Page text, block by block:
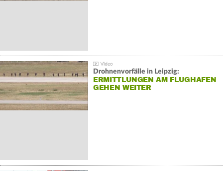
Drohnenvorfälle in Leipzig:
ERMITTLUNGEN AM FLUGHAFEN
GEHEN WEITER